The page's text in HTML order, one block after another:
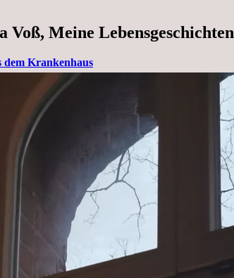
Meine Lebensgeschichten
dem Krankenhaus